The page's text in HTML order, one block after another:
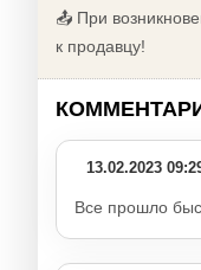
📤 При
к продавцу!
13.02.2023
Все прошло